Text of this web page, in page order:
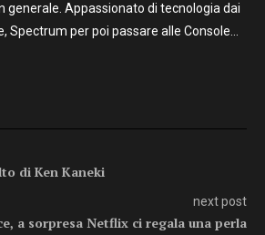
generale. Appassionato di tecnologia dai
Spectrum per poi passare alle Console…
di Ken Kaneki
next post
a sorpresa Netflix ci regala una perla